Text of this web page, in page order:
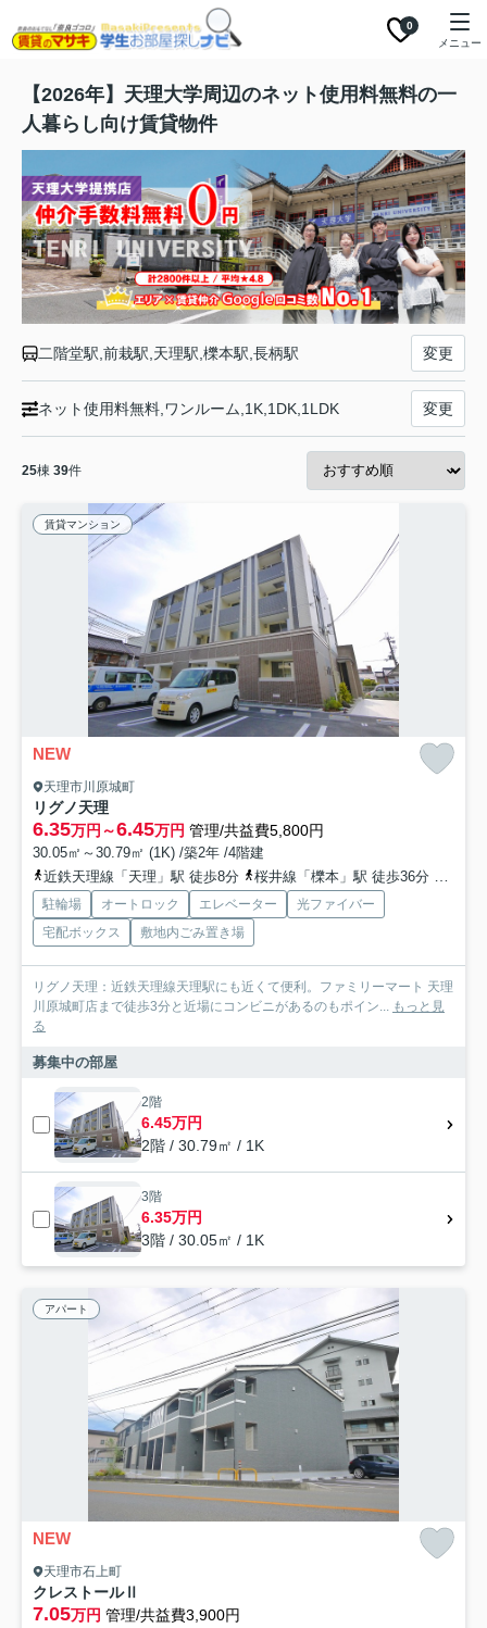
0
メニュー
【2026年】天理大学周辺のネット使用料無料の一
人暮らし向け賃貸物件
二階堂駅,前栽駅,天理駅,櫟本駅,長柄駅 変更
ネット使用料無料,ワンルーム,1K,1DK,1LDK 変更
25棟 39件
賃貸マンション
NEW
天理市川原城町
リグノ天理
6.35万円～6.45万円 管理/共益費5,800円
30.05㎡～30.79㎡ (1K) /築2年 /4階建
近鉄天理線「天理」駅 徒歩8分
桜井線「櫟本」駅 徒歩36分 近鉄
駐輪場 オートロック エレベーター
光ファイバー
宅配ボックス
敷地内ごみ置き場
リグノ天理：近鉄天理線天理駅にも近くて便利。ファミリーマート 天理
川原城町店まで徒歩3分と近場にコンビニがあるのもポイン... もっと見
る
募集中の部屋
2階
6.45万円
2階 / 30.79㎡ / 1K
3階
6.35万円
3階 / 30.05㎡ / 1K
アパート
NEW
天理市石上町
クレストールⅡ
7.05万円 管理/共益費3,900円